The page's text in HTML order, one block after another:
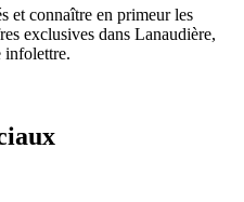
et connaître en primeur les
exclusives dans Lanaudière,
infolettre.